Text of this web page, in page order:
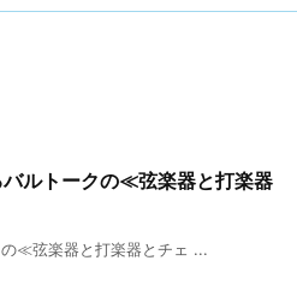
ルトークの≪弦楽器と打楽器
≪弦楽器と打楽器とチェ ...